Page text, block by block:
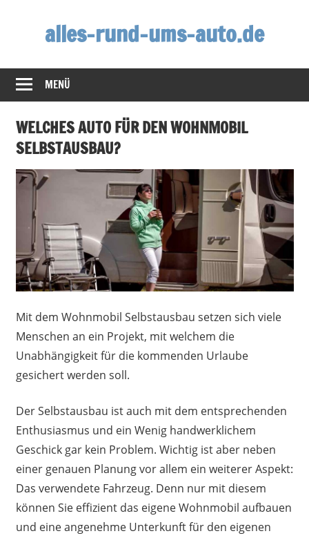
alles-rund-ums-auto.de
MENÜ
WELCHES AUTO FÜR DEN WOHNMOBIL
SELBSTAUSBAU?
Mit dem Wohnmobil Selbstausbau setzen sich viele
Menschen an ein Projekt, mit welchem die
Unabhängigkeit für die kommenden Urlaube
gesichert werden soll.
Der Selbstausbau ist auch mit dem entsprechenden
Enthusiasmus und ein Wenig handwerklichem
Geschick gar kein Problem. Wichtig ist aber neben
einer genauen Planung vor allem ein weiterer Aspekt:
Das verwendete Fahrzeug. Denn nur mit diesem
können Sie effizient das eigene Wohnmobil aufbauen
und eine angenehme Unterkunft für den eigenen